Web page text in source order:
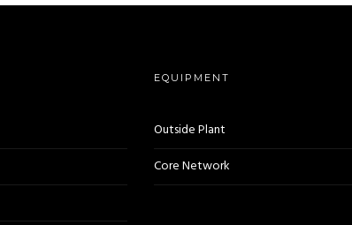
EQUIPMENT
Outside Plant
Core Network